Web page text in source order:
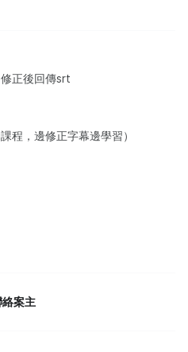
正後回傳srt
程，邊修正字幕邊學習）
案主